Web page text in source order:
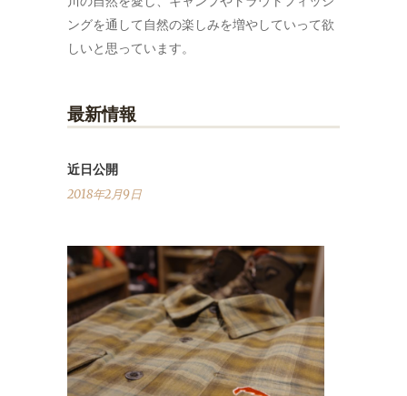
ングを通して自然の楽しみを増やしていって欲
しいと思っています。
最新情報
近日公開
2018年2月9日